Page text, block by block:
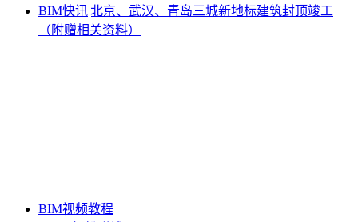
BIM快讯|北京、武汉、青岛三城新地标建筑封顶竣工
（附赠相关资料）
BIM视频教程